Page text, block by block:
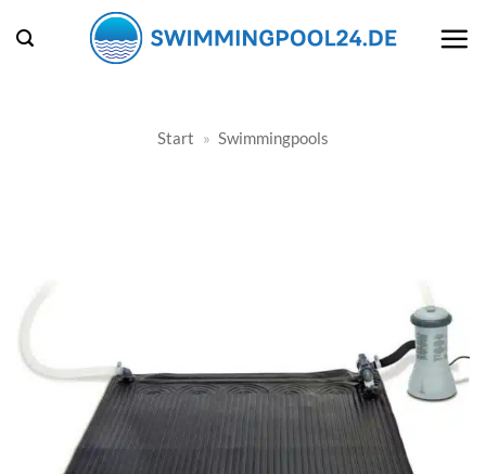
Inhalt
Start » Swimmingpools